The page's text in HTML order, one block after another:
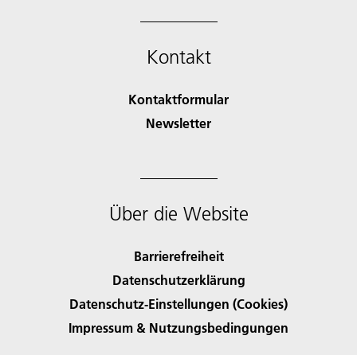
Kontakt
Kontaktformular
Newsletter
Über die Website
Barrierefreiheit
Datenschutzerklärung
Datenschutz-Einstellungen (Cookies)
Impressum & Nutzungsbedingungen